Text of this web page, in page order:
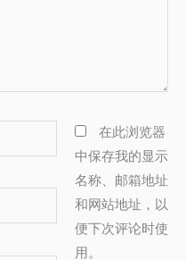
在此浏览器
中保存我的显示
名称、邮箱地址
和网站地址，以
便下次评论时使
用。